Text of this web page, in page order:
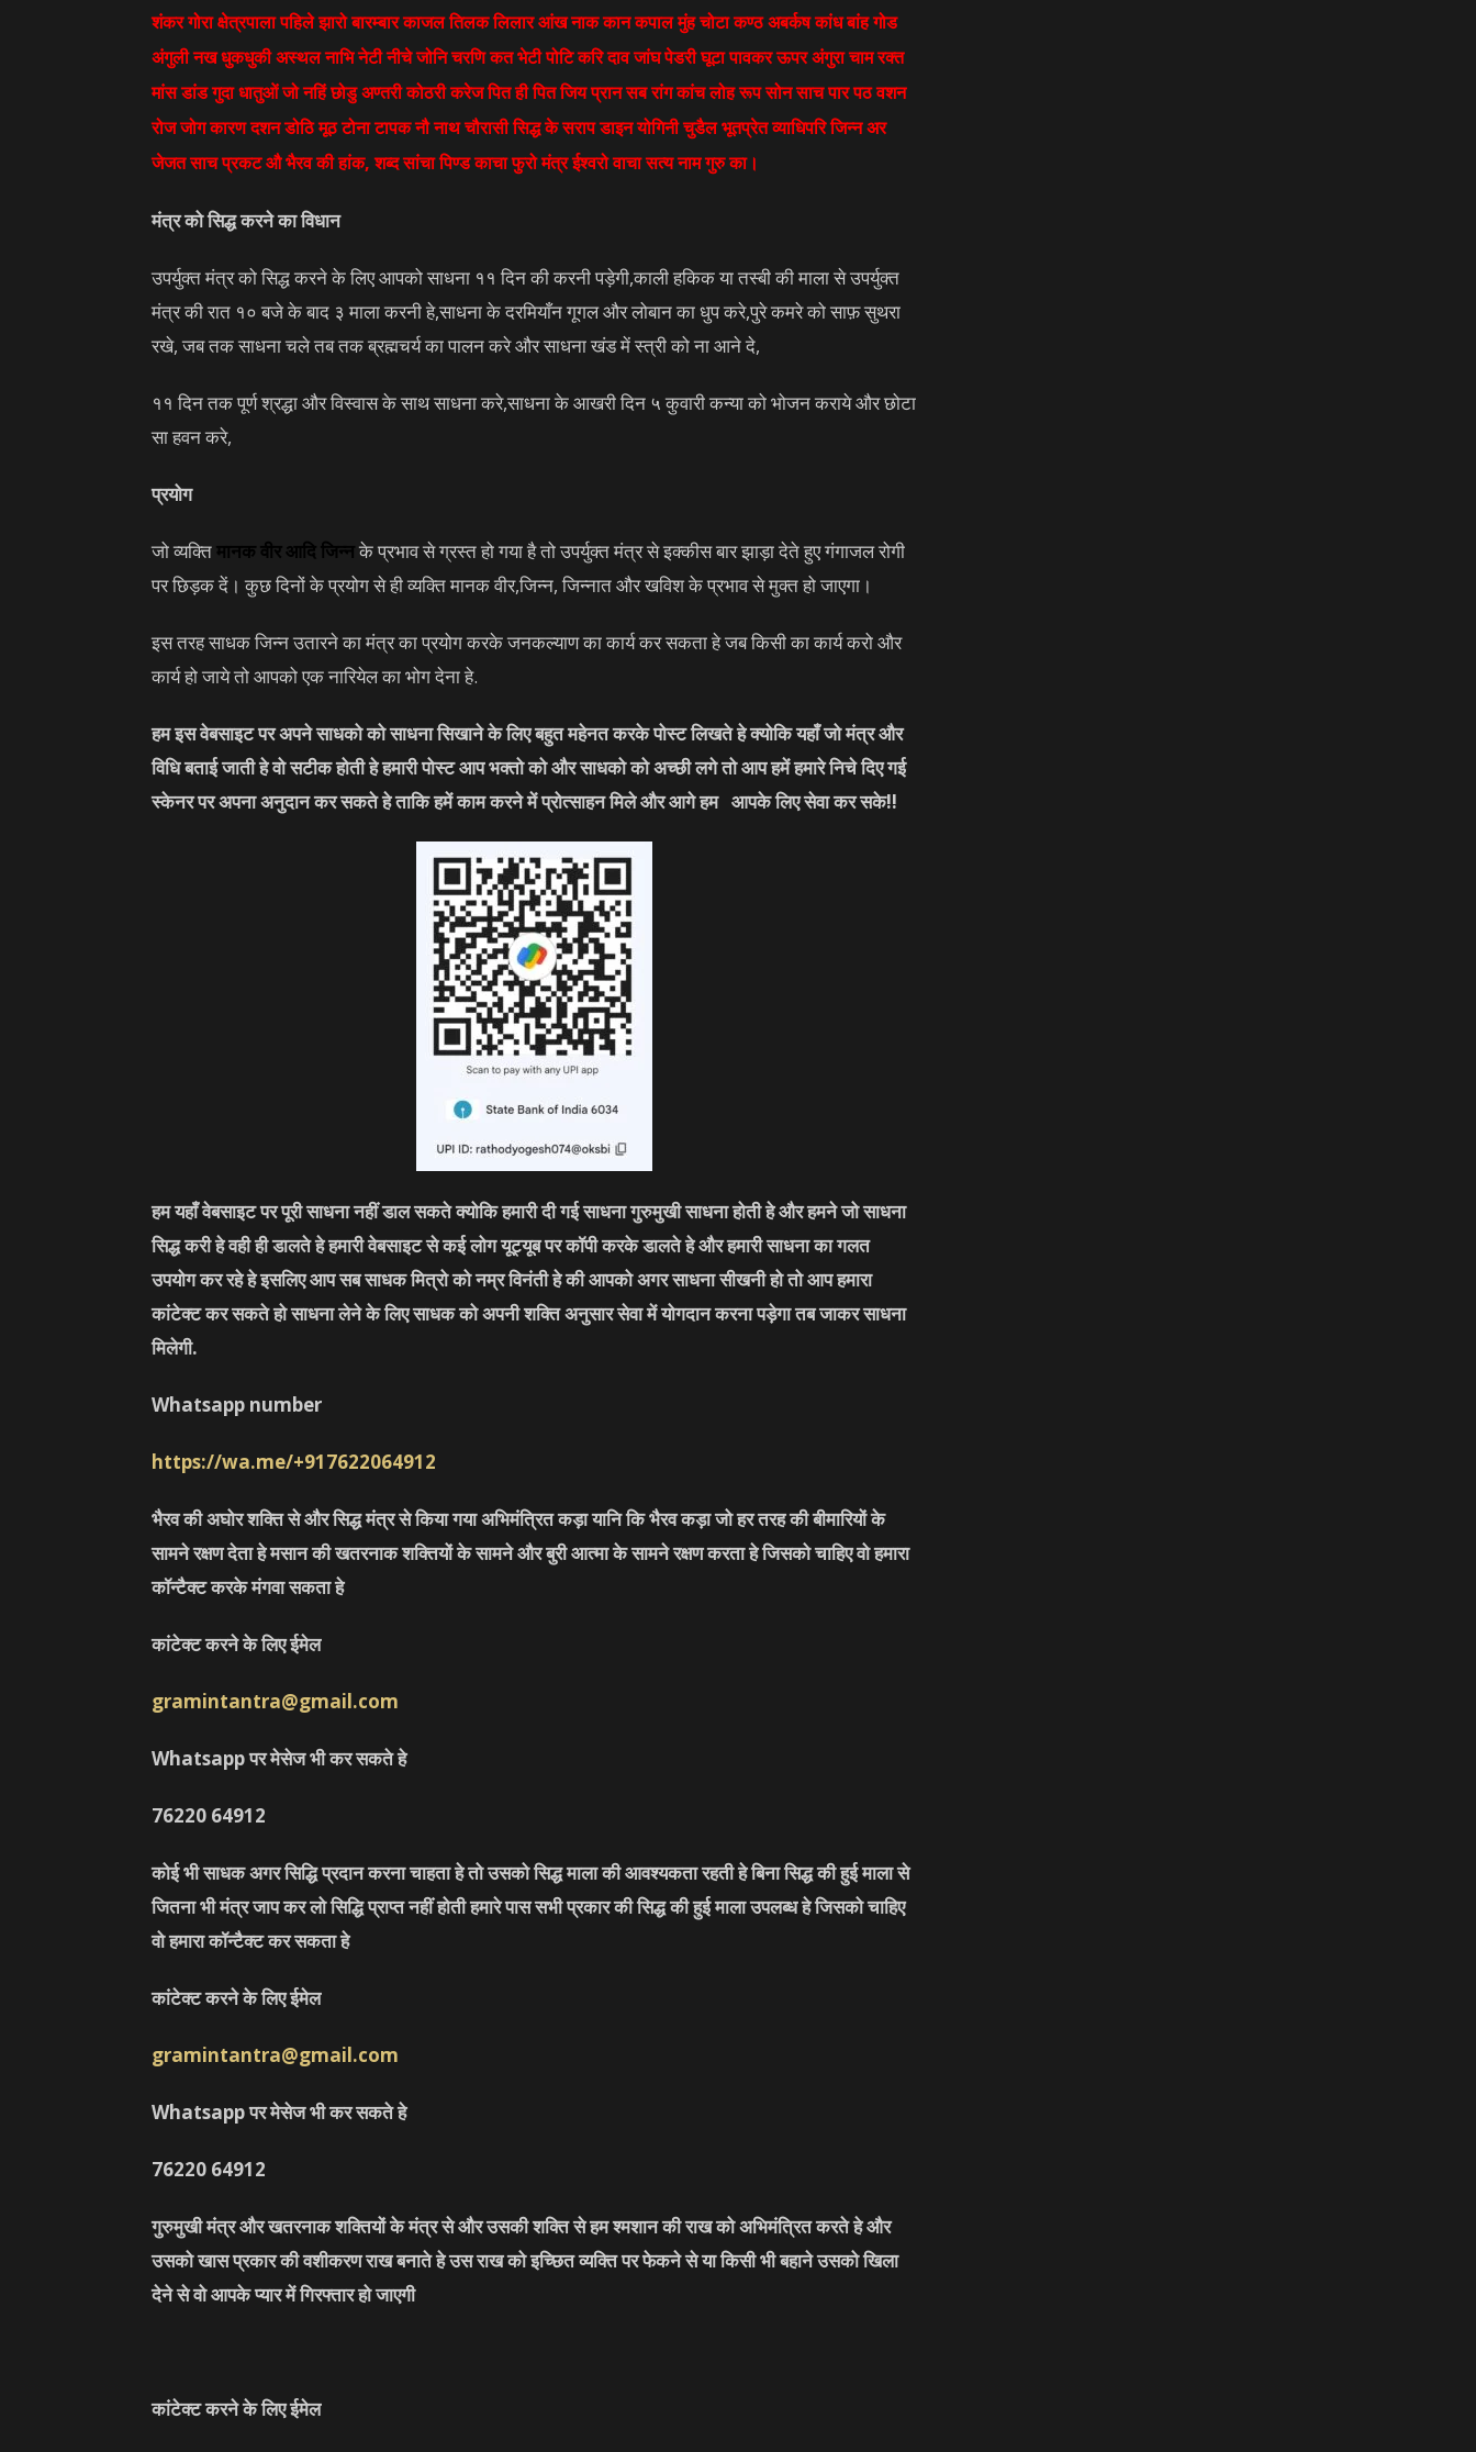
शंकर गोरा क्षेत्रपाला पहिले झारो बारम्बार काजल तिलक लिलार आंख नाक कान कपाल मुंह चोटा कण्ठ अबर्कष कांध बांह गोड
अंगुली नख धुकधुकी अस्थल नाभि नेटी नीचे जोनि चरणि कत भेटी पोटि करि दाव जांघ पेडरी घूटा पावकर ऊपर अंगुरा चाम रक्त
मांस डांड गुदा धातुओं जो नहिं छोडु अण्तरी कोठरी करेज पित ही पितजिय प्रान सब रांग कांच लोह रूप सोन साच पार पठ वशन
रोज जोग कारण दशन डोठि मूठ टोना टापक नौ नाथ चौरासी सिद्ध के सराप डाइन योगिनी चुडैल भूतप्रेत व्याधिपरि जिन्न अर
जेजत साच प्रकट औ भैरव की हांक, शब्द सांचा पिण्ड काचा फुरो मंत्र ईश्वरो वाचा सत्य नाम गुरु का।
मंत्र को सिद्ध करने का विधान
उपर्युक्त मंत्र को सिद्ध करने के लिए आपको साधना ११ दिन की करनी पड़ेगी,काली हकिक या तस्बी की माला से उपर्युक्त
मंत्र की रात १० बजे के बाद ३ माला करनी हे,साधना के दरमियाँन गूगल और लोबान का धुप करे,पुरे कमरे को साफ़ सुथरा
रखे, जब तक साधना चले तब तक ब्रह्मचर्य का पालन करे और साधना खंड में स्त्री को ना आने दे,
११ दिन तक पूर्ण श्रद्धा और विस्वास के साथ साधना करे,साधना के आखरी दिन ५ कुवारी कन्या को भोजन कराये और छोटा
सा हवन करे,
प्रयोग
जो व्यक्तिमानक वीर आदि जिन्नके प्रभाव से ग्रस्त हो गया है तो उपर्युक्त मंत्र से इक्कीस बार झाड़ा देते हुए गंगाजल रोगी
पर छिड़क दें। कुछ दिनों के प्रयोग से ही व्यक्ति मानक वीर,जिन्न, जिन्नात और खविश के प्रभाव से मुक्त हो जाएगा।
इस तरह साधक जिन्न उतारने का मंत्र का प्रयोग करके जनकल्याण का कार्य कर सकता हे जब किसी का कार्य करो और
कार्य हो जाये तो आपको एक नारियेल का भोग देना हे.
हम इस वेबसाइट पर अपने साधको को साधना सिखाने के लिए बहुत महेनत करके पोस्ट लिखते हे क्योकि यहाँ जो मंत्र और
विधि बताई जाती हे वो सटीक होती हे हमारी पोस्ट आप भक्तो को और साधको को अच्छी लगे तो आप हमें हमारे निचे दिए गई
स्केनर पर अपना अनुदान कर सकते हे ताकि हमें काम करने में प्रोत्साहन मिले और आगे हम आपके लिए सेवा कर सके!!
हम यहाँ वेबसाइट पर पूरी साधना नहीं डाल सकते क्योकि हमारी दी गई साधना गुरुमुखी साधना होती हे और हमने जो साधना
सिद्ध करी हे वही ही डालते हे हमारी वेबसाइट से कई लोग यूट्यूब पर कॉपी करके डालते हे और हमारी साधना का गलत
उपयोग कर रहे हे इसलिए आप सब साधक मित्रो को नम्र विनंती हे की आपको अगर साधना सीखनी हो तो आप हमारा
कांटेक्ट कर सकते हो साधना लेने के लिए साधक को अपनी शक्ति अनुसार सेवा में योगदान करना पड़ेगा तब जाकर साधना
मिलेगी.
Whatsapp number
https://wa.me/+917622064912
भैरव की अघोर शक्ति से और सिद्ध मंत्र से किया गया अभिमंत्रित कड़ा यानि कि भैरव कड़ा जो हर तरह की बीमारियों के
सामने रक्षण देता हे मसान की खतरनाक शक्तियों के सामने और बुरी आत्मा के सामने रक्षण करता हे जिसको चाहिए वो हमारा
कॉन्टैक्ट करके मंगवा सकता हे
कांटेक्ट करने के लिए ईमेल
gramintantra@gmail.com
Whatsapp पर मेसेज भी कर सकते हे
76220 64912
कोई भी साधक अगर सिद्धि प्रदान करना चाहता हे तो उसको सिद्ध माला की आवश्यकता रहती हे बिना सिद्ध की हुई माला से
जितना भी मंत्र जाप कर लो सिद्धि प्राप्त नहीं होती हमारे पास सभी प्रकार की सिद्ध की हुई माला उपलब्ध हे जिसको चाहिए
वो हमारा कॉन्टैक्ट कर सकता हे
कांटेक्ट करने के लिए ईमेल
gramintantra@gmail.com
Whatsapp पर मेसेज भी कर सकते हे
76220 64912
गुरुमुखी मंत्र और खतरनाक शक्तियों के मंत्र से और उसकी शक्ति से हम श्मशान की राख को अभिमंत्रित करते हे और
उसको खास प्रकार की वशीकरण राख बनाते हे उस राख को इच्छित व्यक्ति पर फेकने से या किसी भी बहाने उसको खिला
देने से वो आपके प्यार में गिरफ्तार हो जाएगी
कांटेक्ट करने के लिए ईमेल